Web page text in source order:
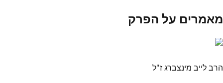
מאמרים על הפרק
הרב לייב מינצברג ז"ל